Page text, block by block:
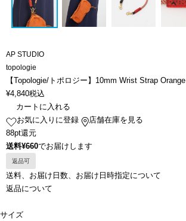
AP STUDIO
topologie
【Topologie/トポロジー】10mm Wrist Strap Orange
¥4,840税込
カートに入れる
お気に入りに登録
店舗在庫を見る
88pt還元
送料¥660でお届けします
返品可
送料、お届け日数、お届け日時指定について
返品について
サイズ